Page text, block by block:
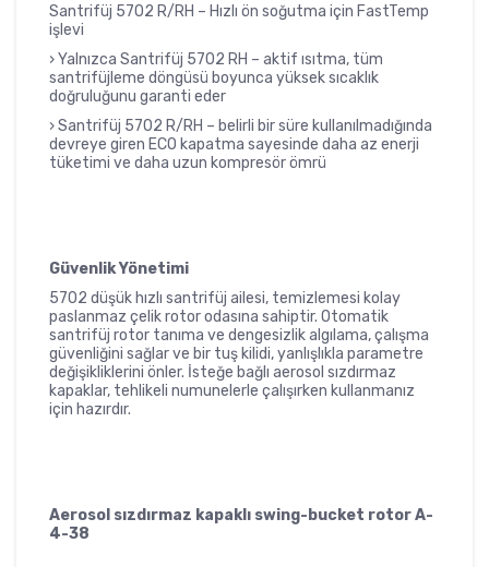
Santrifüj 5702 R/RH – Hızlı ön soğutma için FastTemp
işlevi
› Yalnızca Santrifüj 5702 RH – aktif ısıtma, tüm
santrifüjleme döngüsü boyunca yüksek sıcaklık
doğruluğunu garanti eder
› Santrifüj 5702 R/RH – belirli bir süre kullanılmadığında
devreye giren ECO kapatma sayesinde daha az enerji
tüketimi ve daha uzun kompresör ömrü
Güvenlik Yönetimi
5702 düşük hızlı santrifüj ailesi, temizlemesi kolay
paslanmaz çelik rotor odasına sahiptir. Otomatik
santrifüj rotor tanıma ve dengesizlik algılama, çalışma
güvenliğini sağlar ve bir tuş kilidi, yanlışlıkla parametre
değişikliklerini önler. İsteğe bağlı aerosol sızdırmaz
kapaklar, tehlikeli numunelerle çalışırken kullanmanız
için hazırdır.
Aerosol sızdırmaz kapaklı swing-bucket rotor A-
4-38